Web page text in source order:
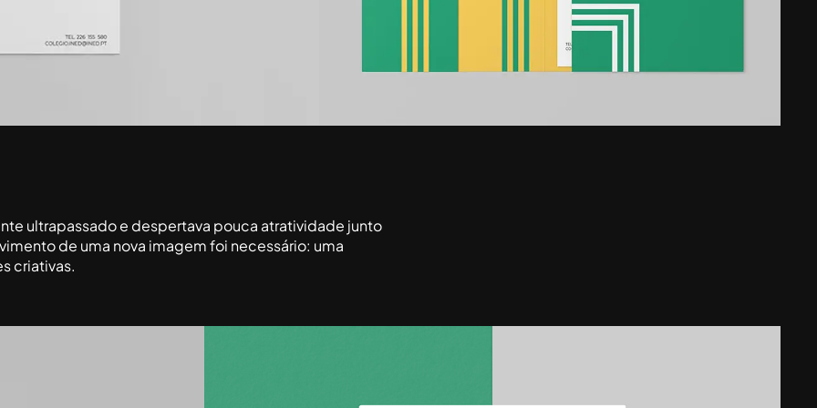
ultrapassado e despertava pouca atratividade junto
de uma nova imagem foi necessário: uma
criativas.